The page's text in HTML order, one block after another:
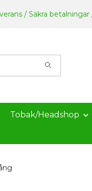
/ Säkra
Tobak/Headshop